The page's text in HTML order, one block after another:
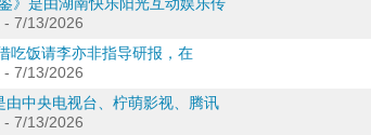
-7/13/2026
吃饭请李亦非指导研报，在
-7/13/2026
由中央电视台、柠萌影视、腾讯
-7/13/2026